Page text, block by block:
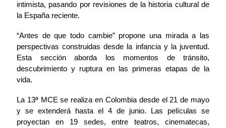
intimista, pasando por revisiones de la historia cultural de
la España reciente.
“Antes de que todo cambie” propone una mirada a las
perspectivas construidas desde la infancia y la juventud.
Esta sección aborda los momentos de tránsito,
descubrimiento y ruptura en las primeras etapas de la
vida.
La 13ª MCE se realiza en Colombia desde el 21 de mayo
y se extenderá hasta el 4 de junio. Las películas se
proyectan en 19 sedes, entre teatros, cinematecas,